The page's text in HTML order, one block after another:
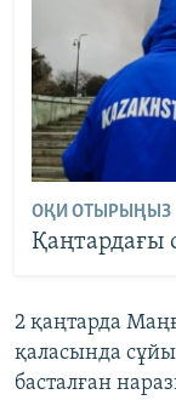
ОҚИ ОТЫРЫҢЫЗ
Қаңтардағы
2 қаңтарда
қаласында
басталған